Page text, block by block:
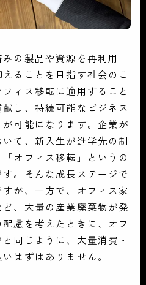
の製品や資源を再利用
ることを目指す社会のこ
ィス移転に適用すること
し、持続可能なビジネス
可能になります。企業が
て、新入生が進学先の制
オフィス移転」というの
。そんな成長ステージで
が、一方で、オフィス家
、大量の産業廃棄物が発
慮を考えたときに、オフ
同じように、大量消費・
はずはありません。